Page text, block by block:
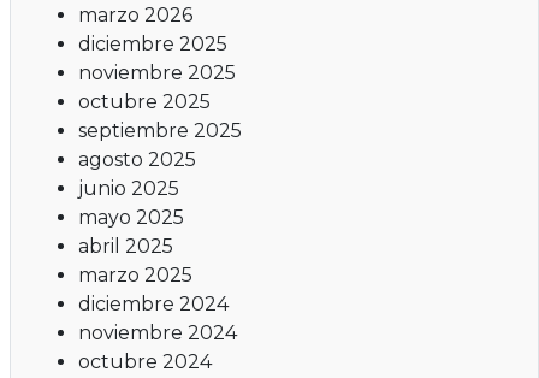
marzo 2026
diciembre 2025
noviembre 2025
octubre 2025
septiembre 2025
agosto 2025
junio 2025
mayo 2025
abril 2025
marzo 2025
diciembre 2024
noviembre 2024
octubre 2024